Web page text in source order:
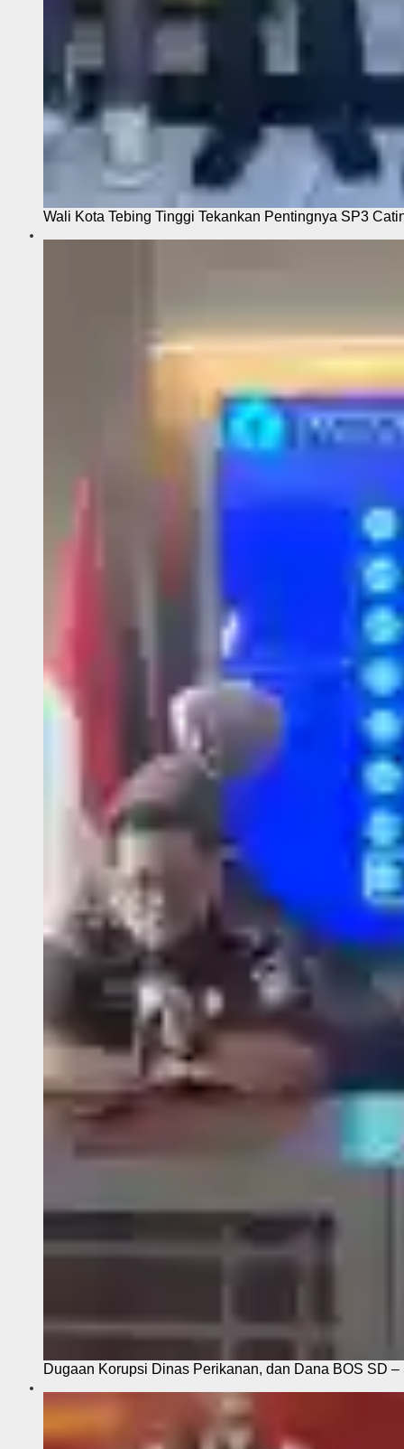
Wali Kota Tebing Tinggi Tekankan Pentingnya SP3
Dugaan Korupsi Dinas Perikanan, dan Dana BOS SD